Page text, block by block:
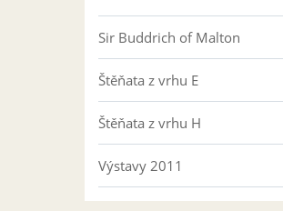
Sir Buddrich of Malton
Štěňata z vrhu E
Štěňata z vrhu H
Výstavy 2011